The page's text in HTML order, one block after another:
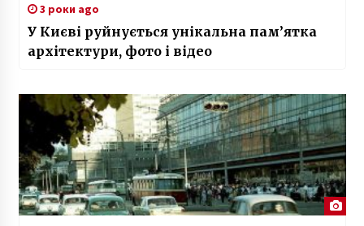
3 роки ago
У Києві руйнується унікальна пам’ятка
архітектури, фото і відео